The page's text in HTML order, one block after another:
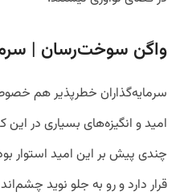
واگن سوخت‌رسان |
سرمایه‌گذاران خطرپذیر هم
امید و انگیزه‌های بسیاری در این
چندی پیش بر این امید استوار
قرار دارد و رو به جلو نوید